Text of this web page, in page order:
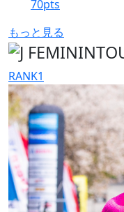
70pts
もっと見る
RANK1